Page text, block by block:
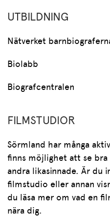
UTBILDNING
Nätverket
Biolabb
Biografcentralen
FILMSTUDIOR
Sörmland har många
finns möjlighet att se
andra likasinnade. Är du
filmstudio eller annan
du läsa mer om vad en
nära dig.